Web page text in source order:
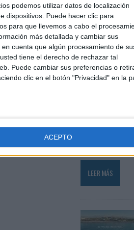
podemos utilizar datos de localización
dispositivos. Puede hacer clic para
para que llevemos a cabo el
más detallada y cambiar sus
en cuenta que algún procesamiento de
tiene el derecho de rechazar tal
Puede cambiar sus preferencias o
clic en el botón "Privacidad" en la
ACEPTO
PIN
con
La campaña
publicidad
contenido e
el
joven ...
LEER MÁS